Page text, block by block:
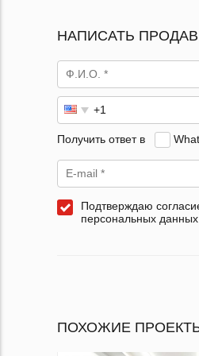
НАПИСАТЬ
Получить ответ в
Подтверждаю
персональных данных
ПОХОЖИЕ